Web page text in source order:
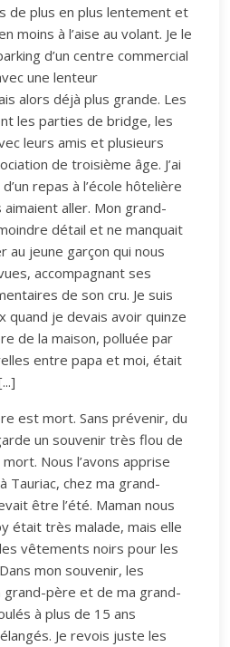
de plus en plus lentement et
moins à l’aise au volant. Je le
d’un centre commercial
une lenteur
alors déjà plus grande. Les
les parties de bridge, les
leurs amis et plusieurs
de troisième âge. J’ai
repas à l’école hôtelière
aller. Mon grand-
détail et ne manquait
au jeune garçon qui nous
accompagnant ses
de son cru. Je suis
quand je devais avoir quinze
de la maison, polluée par
entre papa et moi, était
est mort. Sans prévenir, du
un souvenir très flou de
Nous l’avons apprise
Tauriac, chez ma grand-
être l’été. Maman nous
était très malade, mais elle
vêtements noirs pour les
mon souvenir, les
père et de ma grand-
à plus de 15 ans
Je revois juste les